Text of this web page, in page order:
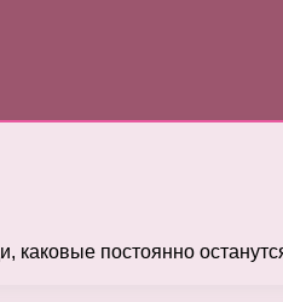
каковые постоянно